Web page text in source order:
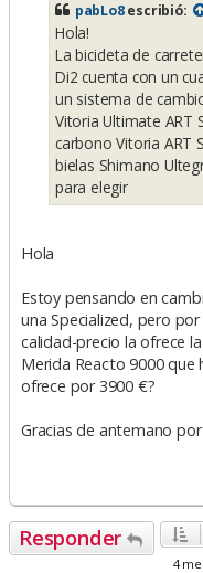
pabLo8escribió:
Hola!
La bicicleta de
Di2 cuenta con un
un sistema de
Vitoria Ultimate ART
carbono Vitoria ART
bielas Shimano
para elegir
Hola
Estoy pensando en
una Specialized, pero
calidad-precio la ofrece
Merida Reacto 9000
ofrece por 3900 €?
Gracias de antemano
Responder
4